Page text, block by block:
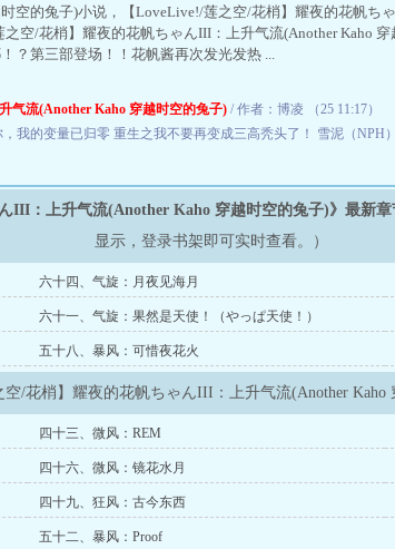
空的兔子)小说，【LoveLive!/莲之空/花梢】耀夜的花帆ち
空/花梢】耀夜的花帆ちゃんIII：上升气流(Another Kaho
？第三部登场！！花帆酱再次发光发热 ...
气流(Another Kaho 穿越时空的兔子) / 作者：博凌 （25 11:17）
，我的变量已归零 重生之我不要再变成三高秃头了！ 雪泥（NPH）
III：上升气流(Another Kaho 穿越时空的兔子)》最新章
显示，登录书架即可实时查看。）
六十四、气旋：月夜见海月
六十一、气旋：果然是天使！（やっぱ天使！）
五十八、暴风：可惜夜花火
空/花梢】耀夜的花帆ちゃんIII：上升气流(Another Kaho
四十三、微风：REM
四十六、微风：镜花水月
四十九、狂风：古今东西
五十二、暴风：Proof